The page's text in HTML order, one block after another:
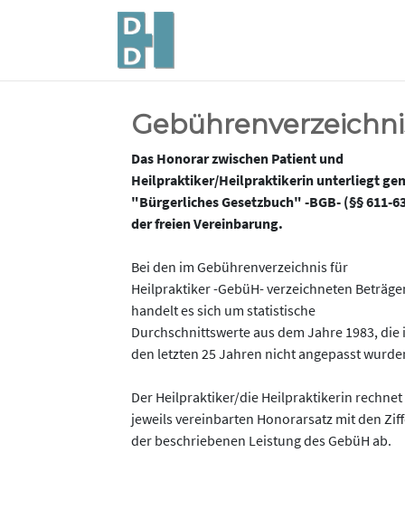
Das Honorar zwischen Patient und
Heilpraktiker/Heilpraktikerin unterliegt
"Bürgerliches Gesetzbuch" -BGB- (§§ 611-
der freien Vereinbarung.
Bei den im Gebührenverzeichnis für
Heilpraktiker -GebüH- verzeichneten
handelt es sich um statistische
Durchschnittswerte aus dem Jahre 1983, die
den letzten 25 Jahren nicht angepasst
Der Heilpraktiker/die Heilpraktikerin rechnet
jeweils vereinbarten Honorarsatz mit den
der beschriebenen Leistung des GebüH ab.